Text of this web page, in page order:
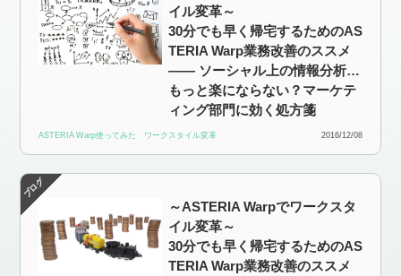
イル変革～
30分でも早く帰宅するためのAS
TERIA Warp業務改善のススメ
—— ソーシャル上の情報分析…
もっと楽にならない？マーケテ
ィング部門に効く処方箋
ASTERIA Warp使ってみた ワークスタイル変革 2016/12/08
～ASTERIA Warpでワークスタ
イル変革～
30分でも早く帰宅するためのAS
TERIA Warp業務改善のススメ